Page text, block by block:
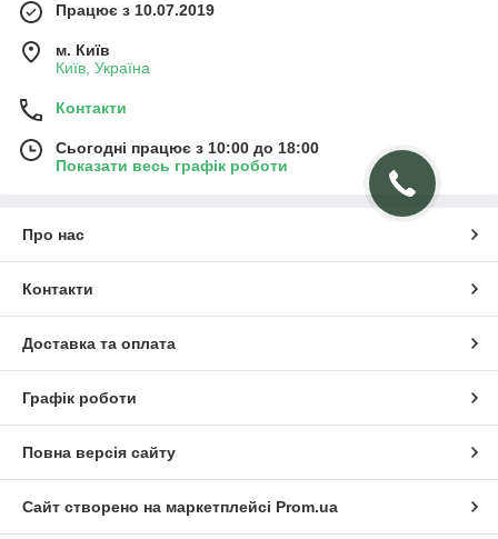
Працює з 10.07.2019
м. Київ
Київ, Україна
Контакти
Сьогодні працює з 10:00 до 18:00
Показати весь графік роботи
Про нас
Контакти
Доставка та оплата
Графік роботи
Повна версія сайту
Сайт створено на маркетплейсі Prom.ua